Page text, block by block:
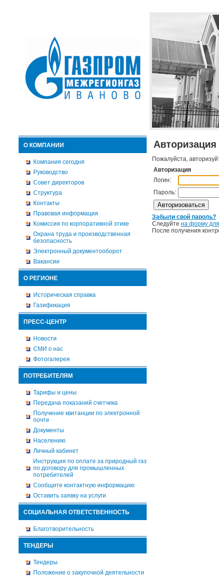
О КОМПАНИИ
Компания сегодня
Руководство
Совет директоров
Структура
Контакты
Правовая информация
Комиссия по корпоративной этике
Охрана труда и производственная
безопасность
Электронный документооборот
Вакансии
О РЕГИОНЕ
Историческая справка
Газификация
ПРЕСС-ЦЕНТР
Новости
СМИ о нас
Фотогалерея
ПОТРЕБИТЕЛЯМ
Тарифы и цены
Передача показаний счетчика
Получение квитанции по электронной
почте
Документы
Населению
Личный кабинет
Инструкция по оплате за природный газ
по договору для промышленных
потребителей
Сообщите контактную информацию
Оставить заявку на услуги
СОЦИАЛЬНАЯ ОТВЕТСТВЕННОСТЬ
Благотворительность
ТЕНДЕРЫ
Тендеры
Положение о закупочной деятельности
Авторизация
Пожалуйста,
Авторизация
Логин:
Пароль:
Забыли свой пароль?
Следуйте на форму
После получения